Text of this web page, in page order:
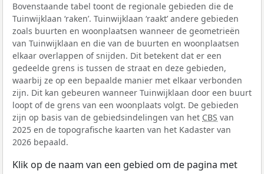
Bovenstaande tabel toont de regionale gebieden die de
Tuinwijklaan ‘raken’. Tuinwijklaan ‘raakt’ andere gebieden
zoals buurten en woonplaatsen wanneer de geometrieën
van Tuinwijklaan en die van de buurten en woonplaatsen
elkaar overlappen of snijden. Dit betekent dat er een
gedeelde grens is tussen de straat en deze gebieden,
waarbij ze op een bepaalde manier met elkaar verbonden
zijn. Dit kan gebeuren wanneer Tuinwijklaan door een buurt
loopt of de grens van een woonplaats volgt. De gebieden
zijn op basis van de gebiedsindelingen van het CBS van
2025 en de topografische kaarten van het Kadaster van
2026 bepaald.
Klik op de naam van een gebied om de pagina met